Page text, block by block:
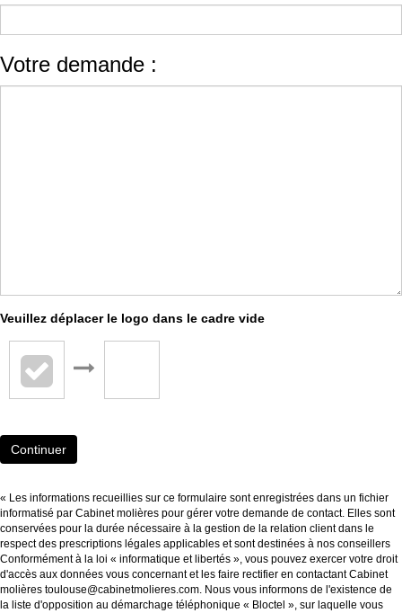
Votre demande :
Veuillez déplacer le logo dans le cadre vide
Continuer
« Les informations recueillies sur ce formulaire sont enregistrées dans un fichier
informatisé par Cabinet molières pour gérer votre demande de contact. Elles sont
conservées pour la durée nécessaire à la gestion de la relation client dans le
respect des prescriptions légales applicables et sont destinées à nos conseillers
Conformément à la loi « informatique et libertés », vous pouvez exercer votre droit
d'accès aux données vous concernant et les faire rectifier en contactant Cabinet
molières toulouse@cabinetmolieres.com. Nous vous informons de l'existence de
la liste d'opposition au démarchage téléphonique « Bloctel », sur laquelle vous